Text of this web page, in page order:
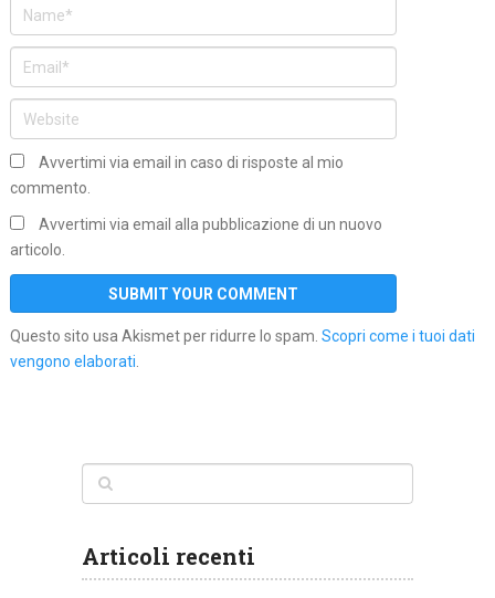
Avvertimi via email in caso di risposte al mio
commento.
Avvertimi via email alla pubblicazione di un nuovo
articolo.
Questo sito usa Akismet per ridurre lo spam. Scopri come i tuoi dati
vengono elaborati.
Articoli recenti